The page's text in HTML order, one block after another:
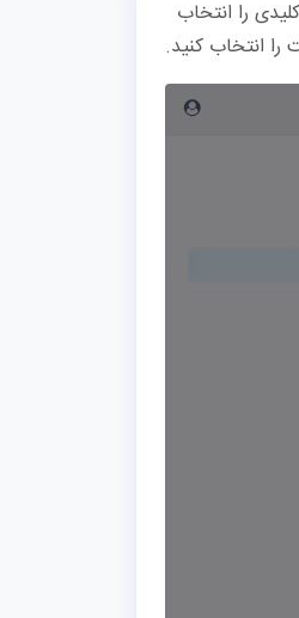
را انتخاب
انتخاب کنید.